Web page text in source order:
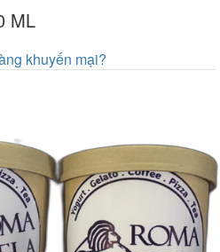
ML
khuyến mại?